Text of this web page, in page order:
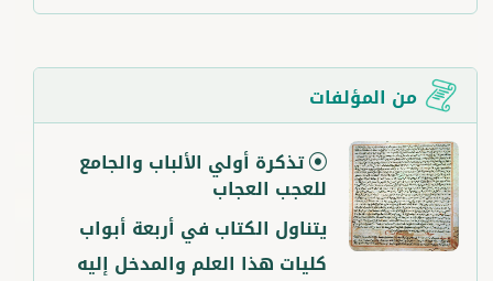
من المؤلفات
تذكرة أولي الألباب والجامع
للعجب العجاب
يتناول الكتاب في أربعة أبواب
كليات هذا العلم والمدخل إليه